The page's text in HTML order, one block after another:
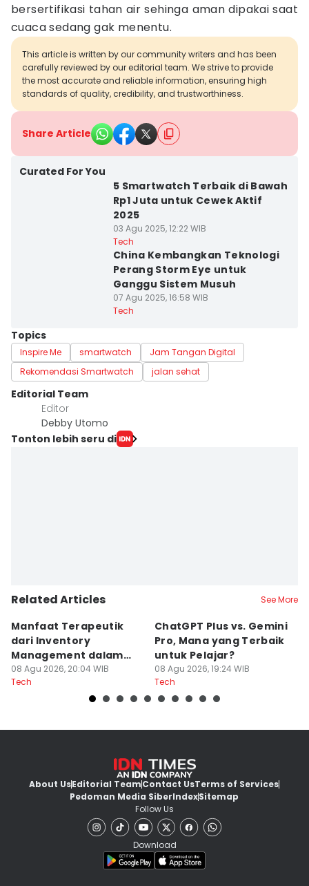
bersertifikasi tahan air sehinga aman dipakai saat
cuaca sedang gak menentu.
This article is written by our community writers and has been
carefully reviewed by our editorial team. We strive to provide
the most accurate and reliable information, ensuring high
standards of quality, credibility, and trustworthiness.
Share Article
Curated For You
5 Smartwatch Terbaik di Bawah
Rp1 Juta untuk Cewek Aktif
2025
03 Agu 2025, 12:22 WIB
Tech
China Kembangkan Teknologi
Perang Storm Eye untuk
Ganggu Sistem Musuh
07 Agu 2025, 16:58 WIB
Tech
Topics
Inspire Me smartwatch
Jam Tangan Digital
Rekomendasi Smartwatch
jalan sehat
Editorial Team
Editor
Debby Utomo
Tonton lebih seru di
Related Articles See More
Manfaat Terapeutik
dari Inventory
Management dalam
Cozy Game
08 Agu 2026, 20:04 WIB
Tech
ChatGPT Plus vs. Gemini
Pro, Mana yang Terbaik
untuk Pelajar?
08 Agu 2026, 19:24 WIB
Tech
About UsEditorial TeamContact UsTerms of Services
Pedoman Media SiberIndexSitemap
Follow Us
Download